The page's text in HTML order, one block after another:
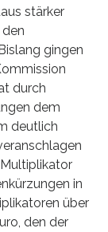
stärker
gingen
durch
dem
deutlich
in
über
den der